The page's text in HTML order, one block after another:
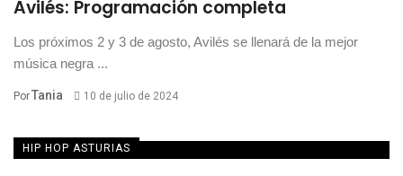
Avilés: Programación completa
Los próximos 2 y 3 de agosto, Avilés se llenará de la mejor
música negra ...
PorTania 10 de julio de 2024
HIP HOP ASTURIAS